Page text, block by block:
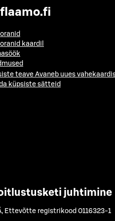
kaardil
teave Avaneb uues
küpsiste sätteid
juhtimine
, Ettevõtte registrikood 0116323-1